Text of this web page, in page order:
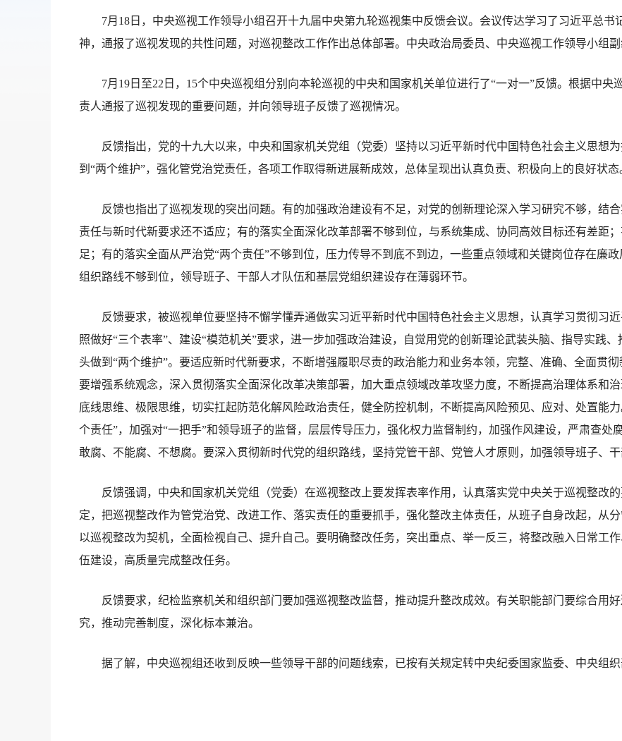
7月18日，中央巡视工作领导小组召开十九届中央第九轮巡视集中反馈会议。会议传达学习了习近平总书
神，通报了巡视发现的共性问题，对巡视整改工作作出总体部署。中央政治局委员、中央巡视工作领导小组副
7月19日至22日，15个中央巡视组分别向本轮巡视的中央和国家机关单位进行了“一对一”反馈。根据中央
责人通报了巡视发现的重要问题，并向领导班子反馈了巡视情况。
反馈指出，党的十九大以来，中央和国家机关党组（党委）坚持以习近平新时代中国特色社会主义思想为
到“两个维护”，强化管党治党责任，各项工作取得新进展新成效，总体呈现出认真负责、积极向上的良好状态
反馈也指出了巡视发现的突出问题。有的加强政治建设有不足，对党的创新理论深入学习研究不够，结
责任与新时代新要求还不适应；有的落实全面深化改革部署不够到位，与系统集成、协同高效目标还有差距
足；有的落实全面从严治党“两个责任”不够到位，压力传导不到底不到边，一些重点领域和关键岗位存在廉
组织路线不够到位，领导班子、干部人才队伍和基层党组织建设存在薄弱环节。
反馈要求，被巡视单位要坚持不懈学懂弄通做实习近平新时代中国特色社会主义思想，认真学习贯彻习
照做好“三个表率”、建设“模范机关”要求，进一步加强政治建设，自觉用党的创新理论武装头脑、指导实践
头做到“两个维护”。要适应新时代新要求，不断增强履职尽责的政治能力和业务本领，完整、准确、全面贯
要增强系统观念，深入贯彻落实全面深化改革决策部署，加大重点领域改革攻坚力度，不断提高治理体系和
底线思维、极限思维，切实扛起防范化解风险政治责任，健全防控机制，不断提高风险预见、应对、处置能
个责任”，加强对“一把手”和领导班子的监督，层层传导压力，强化权力监督制约，加强作风建设，严肃查处
敢腐、不能腐、不想腐。要深入贯彻新时代党的组织路线，坚持党管干部、党管人才原则，加强领导班子、干
反馈强调，中央和国家机关党组（党委）在巡视整改上要发挥表率作用，认真落实党中央关于巡视整改
定，把巡视整改作为管党治党、改进工作、落实责任的重要抓手，强化整改主体责任，从班子自身改起，从
以巡视整改为契机，全面检视自己、提升自己。要明确整改任务，突出重点、举一反三，将整改融入日常工
伍建设，高质量完成整改任务。
反馈要求，纪检监察机关和组织部门要加强巡视整改监督，推动提升整改成效。有关职能部门要综合用
究，推动完善制度，深化标本兼治。
据了解，中央巡视组还收到反映一些领导干部的问题线索，已按有关规定转中央纪委国家监委、中央组织